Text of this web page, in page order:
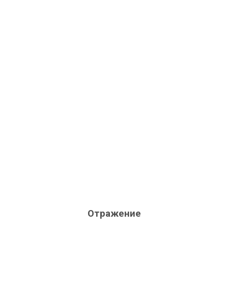
Отражение